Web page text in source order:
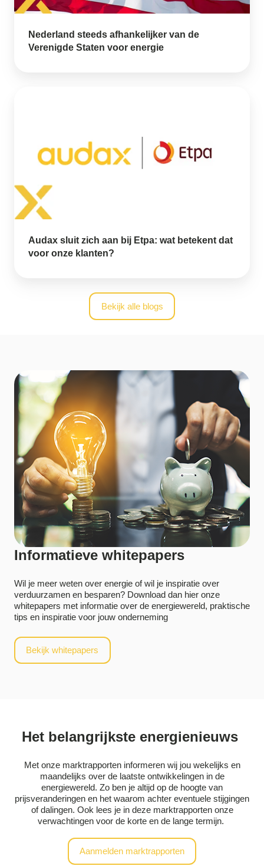
Nederland steeds afhankelijker van de
Verenigde Staten voor energie
voor
onze
klanten?
Audax sluit zich aan bij Etpa: wat betekent dat
voor onze klanten?
Bekijk alle blogs
Informatieve whitepapers
Wil je meer weten over energie of wil je inspiratie over
verduurzamen en besparen? Download dan hier onze
whitepapers met informatie over de energiewereld, praktische
tips en inspiratie voor jouw onderneming
Bekijk whitepapers
Het belangrijkste energienieuws
Met onze marktrapporten informeren wij jou wekelijks en
maandelijks over de laatste ontwikkelingen in de
energiewereld. Zo ben je altijd op de hoogte van
prijsveranderingen en het waarom achter eventuele stijgingen
of dalingen. Ook lees je in deze marktrapporten onze
verwachtingen voor de korte en de lange termijn.
Aanmelden marktrapporten